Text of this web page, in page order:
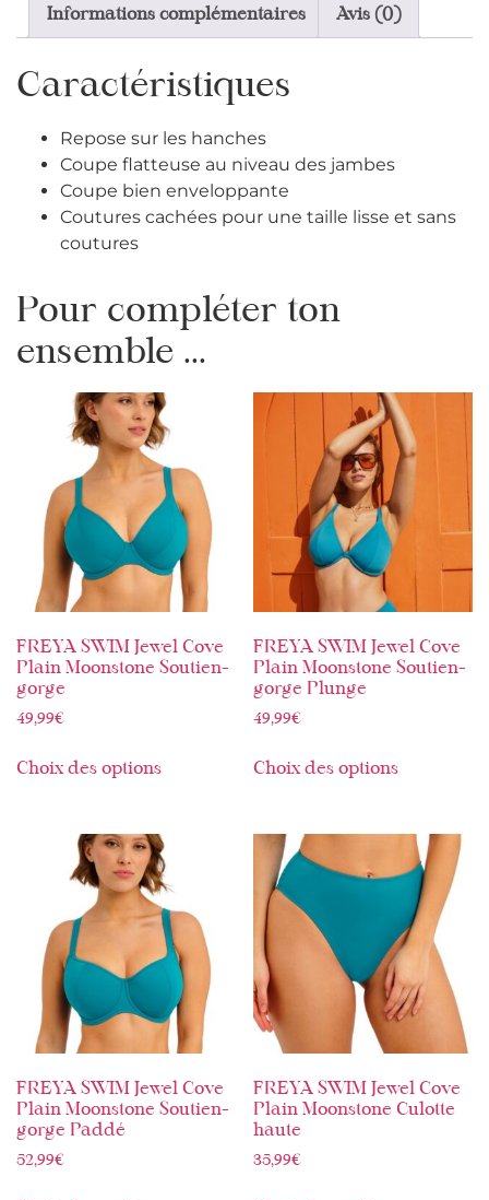
Informations complémentaires Avis (0)
Caractéristiques
Repose sur les hanches
Coupe flatteuse au niveau des jambes
Coupe bien enveloppante
Coutures cachées pour une taille lisse et sans
coutures
Pour compléter ton
ensemble ...
FREYA SWIM Jewel Cove
Plain Moonstone Soutien-
gorge
49,99€
Choix des options
FREYA SWIM Jewel Cove
Plain Moonstone Soutien-
gorge Plunge
49,99€
Choix des options
FREYA SWIM Jewel Cove
Plain Moonstone Soutien-
gorge Paddé
52,99€
FREYA SWIM Jewel Cove
Plain Moonstone Culotte
haute
35,99€